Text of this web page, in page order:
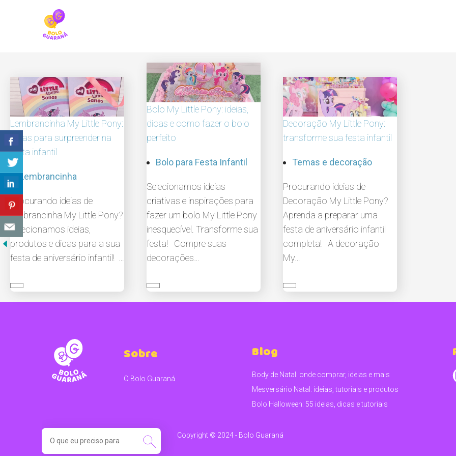
Lembrancinha My Little Pony:
ideias para surpreender na
festa infantil
Lembrancinha
Procurando ideias de
lembrancinha My Little Pony?
Selecionamos ideias,
produtos e dicas para a sua
festa de aniversário infantil! …
Bolo My Little Pony: ideias,
dicas e como fazer o bolo
perfeito
Bolo para Festa Infantil
Selecionamos ideias
criativas e inspirações para
fazer um bolo My Little Pony
inesquecível. Transforme sua
festa! Compre suas
decorações…
Decoração My Little Pony:
transforme sua festa infantil
Temas e decoração
Procurando ideias de
Decoração My Little Pony?
Aprenda a preparar uma
festa de aniversário infantil
completa! A decoração
My…
Sobre
O Bolo Guaraná
Blog
Body de Natal: onde comprar, ideias e mais
Mesversário Natal: ideias, tutoriais e produtos
Bolo Halloween: 55 ideias, dicas e tutoriais
SEARCH
FOR:
Copyright ©️ 2024 - Bolo Guaraná